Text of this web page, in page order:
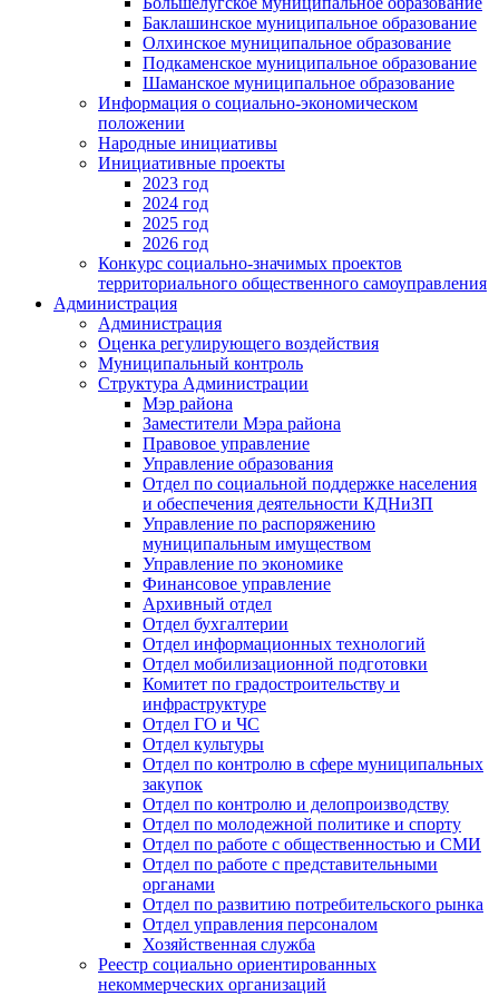
Баклашинское муниципальное образование
Олхинское муниципальное образование
Подкаменское муниципальное образование
Шаманское муниципальное образование
Информация о социально-экономическом
положении
Народные инициативы
Инициативные проекты
2023 год
2024 год
2025 год
2026 год
Конкурс социально-значимых проектов
территориального общественного самоуправления
Администрация
Администрация
Оценка регулирующего воздействия
Муниципальный контроль
Структура Администрации
Мэр района
Заместители Мэра района
Правовое управление
Управление образования
Отдел по социальной поддержке населения
и обеспечения деятельности КДНиЗП
Управление по распоряжению
муниципальным имуществом
Управление по экономике
Финансовое управление
Архивный отдел
Отдел бухгалтерии
Отдел информационных технологий
Отдел мобилизационной подготовки
Комитет по градостроительству и
инфраструктуре
Отдел ГО и ЧС
Отдел культуры
Отдел по контролю в сфере муниципальных
закупок
Отдел по контролю и делопроизводству
Отдел по молодежной политике и спорту
Отдел по работе с общественностью и СМИ
Отдел по работе с представительными
органами
Отдел по развитию потребительского рынка
Отдел управления персоналом
Хозяйственная служба
Реестр социально ориентированных
некоммерческих организаций